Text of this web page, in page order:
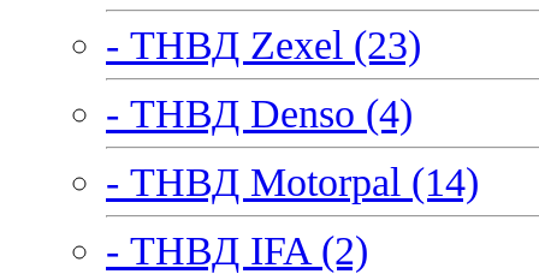
- ТНВД Zexel (23)
- ТНВД Denso (4)
- ТНВД Motorpal (14)
- ТНВД IFA (2)